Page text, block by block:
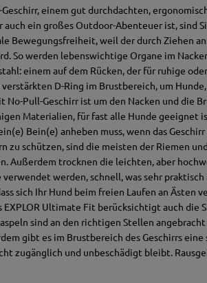
einem gut durchdachten,
ein großes Outdoor-Abenteuer ist, sind
Bewegungsfreiheit, weil der durch Ziehen
So werden lebenswichtige Organe im
einem auf dem Rücken, der für ruhige
D-Ring im Brustbereich, um
No-Pull-Geschirr ist um den Nacken und die
Materialien, für fast alle Hunde geeignet
Bein(e) anheben muss, wenn das
zu schützen, sind die meisten der Riemen
Außerdem trocknen die leichten, aber
werden, schnell, was sehr
sich Ihr Hund beim freien Laufen an Ästen
EXPLOR Ultimate Fit berücksichtigt auch die
sind an den richtigen Stellen
gibt es im Brustbereich des Geschirrs
zugänglich und unbeschädigt bleibt.